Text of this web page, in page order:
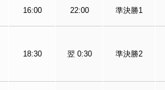
16:00 22:00 準決勝1
18:30 翌 0:30 準決勝2